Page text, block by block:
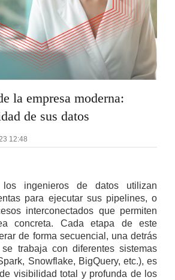
la empresa moderna:
de sus datos
12:48
ingenieros de datos utilizan
para ejecutar sus pipelines, o
interconectados que permiten
concreta. Cada etapa de este
de forma secuencial, una detrás
trabaja con diferentes sistemas
Snowflake, BigQuery, etc.), es
visibilidad total y profunda de los